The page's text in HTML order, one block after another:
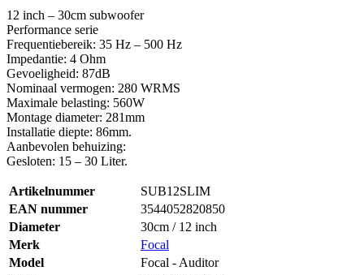
12 inch – 30cm subwoofer
Performance serie
Frequentiebereik: 35 Hz – 500 Hz
Impedantie: 4 Ohm
Gevoeligheid: 87dB
Nominaal vermogen: 280 WRMS
Maximale belasting: 560W
Montage diameter: 281mm
Installatie diepte: 86mm.
Aanbevolen behuizing:
Gesloten: 15 – 30 Liter.
Artikelnummer
SUB12SLIM
EAN nummer
3544052820850
Diameter
30cm / 12 inch
Merk
Focal
Model
Focal - Auditor